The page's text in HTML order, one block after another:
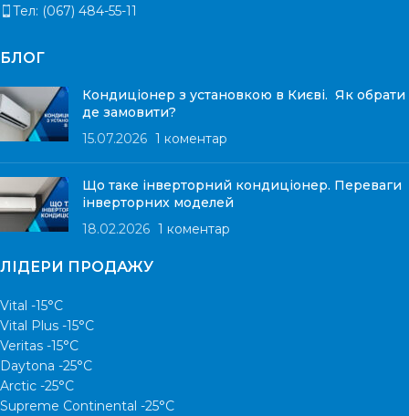
Тел: (067) 484-55-11
БЛОГ
Кондиціонер з установкою в Києві. Як обрати
де замовити?
15.07.2026 1 коментар
Що таке інверторний кондиціонер. Переваги
інверторних моделей
18.02.2026 1 коментар
ЛІДЕРИ ПРОДАЖУ
Vital -15°С
Vital Plus -15°C
Veritas -15°С
Daytona -25°С
Arctic -25°С
Supreme Continental -25°С